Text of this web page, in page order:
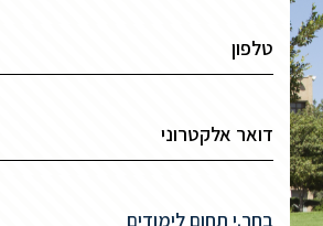
בחר.י תחום לימודים